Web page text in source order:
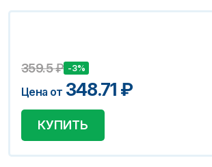
359.5₽ -3%
Цена от 348.71 ₽
КУПИТЬ